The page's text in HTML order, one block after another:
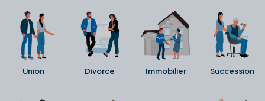
Union Divorce Immobilier Succession